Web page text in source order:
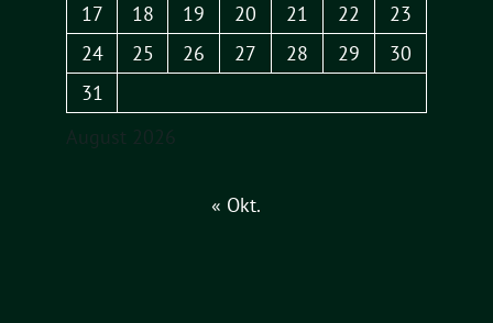
August 2026
17
18 19 20 21 22
23
24
25 26 27 28 29
30
31
« Okt.